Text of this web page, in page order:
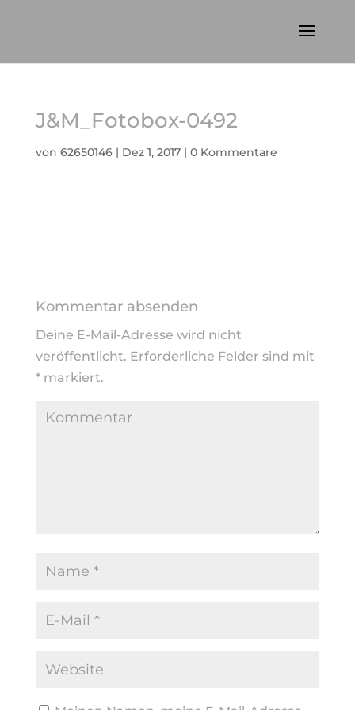
J&M_Fotobox-0492
von 62650146| Dez 1, 2017| 0 Kommentare
Kommentar absenden
Deine E-Mail-Adresse wird nicht
veröffentlicht. Erforderliche Felder sind mit
*markiert.